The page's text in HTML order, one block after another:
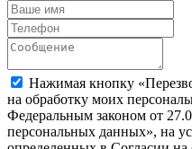
Нажимая кнопку
на обработку моих
Федеральным законом от
персональных данных», на